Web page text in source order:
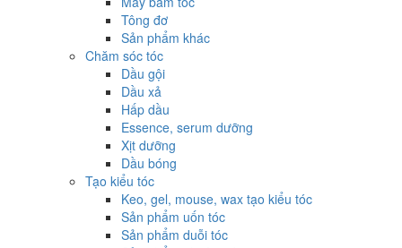
Tông đơ
Sản phẩm khác
Chăm sóc tóc
Dầu gội
Dầu xả
Hấp dầu
Essence, serum dưỡng
Xịt dưỡng
Dầu bóng
Tạo kiểu tóc
Keo, gel, mouse, wax tạo kiểu tóc
Sản phẩm uốn tóc
Sản phẩm duỗi tóc